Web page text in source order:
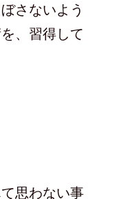
さないよう
、習得して
思わない事